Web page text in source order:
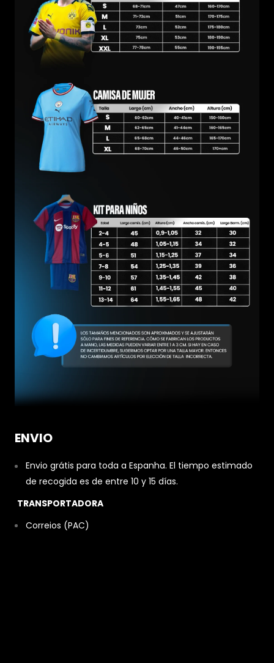
ENVIO
Envio grátis para toda a Espanha. El tiempo estimado
de recogida es de entre 10 y 15 días.
TRANSPORTADORA
Correios (PAC)